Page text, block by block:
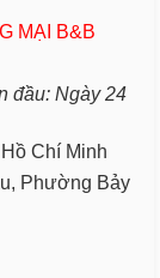
MẠI B&B
đầu: Ngày 24
Chí Minh
Phường Bảy